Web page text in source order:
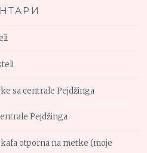
sa centrale Pejdžinga
Pejdžinga
otporna na metke (moje